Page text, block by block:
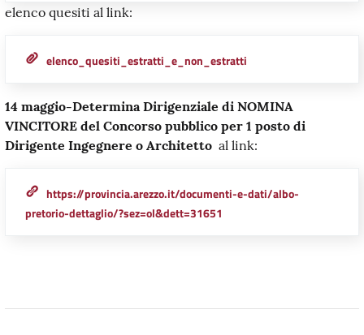
elenco quesiti al link:
elenco_quesiti_estratti_e_non_estratti
14 maggio-Determina Dirigenziale di NOMINA
VINCITORE del Concorso pubblico per 1 posto di
Dirigente Ingegnere o Architetto al link:
https://provincia.arezzo.it/documenti-e-dati/albo-
pretorio-dettaglio/?sez=ol&dett=31651